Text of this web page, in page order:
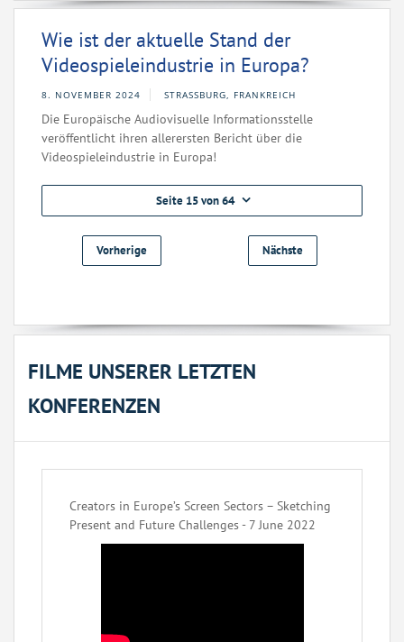
Wie ist der aktuelle Stand der
Videospieleindustrie in Europa?
8. NOVEMBER 2024 STRASSBURG, FRANKREICH
Die Europäische Audiovisuelle Informationsstelle
veröffentlicht ihren allerersten Bericht über die
Videospieleindustrie in Europa!
Seite 15 von 64
Vorherige Nächste
FILME UNSERER LETZTEN
KONFERENZEN
Creators in Europe’s Screen Sectors – Sketching
Present and Future Challenges - 7 June 2022